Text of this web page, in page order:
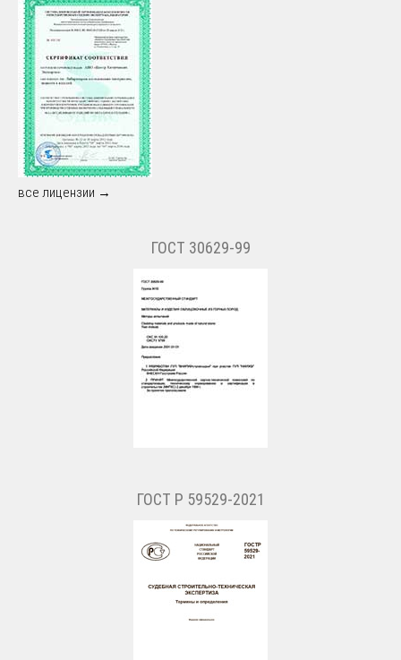
все лицензии →
ГОСТ 30629-99
ГОСТ Р 59529-2021